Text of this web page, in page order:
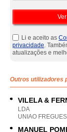
Li e aceito as
privacidade.
atualizações e
Outros utilizadores
VILELA &
LDA
UNIAO
MANUEL